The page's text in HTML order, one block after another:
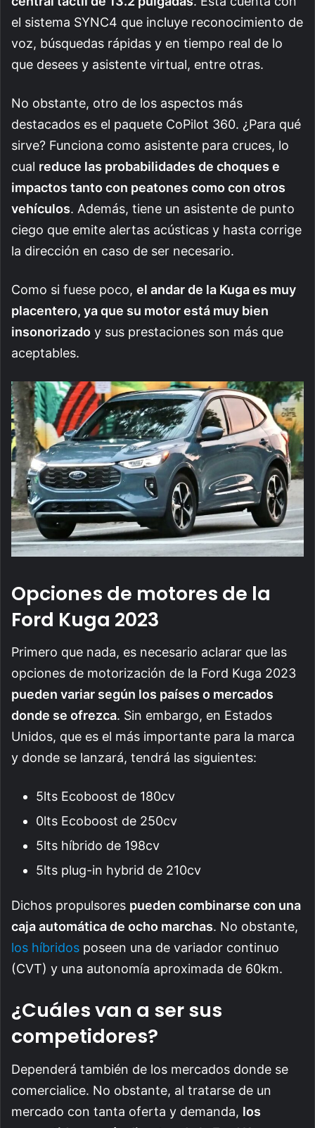
el sistema SYNC4 que incluye reconocimiento de
voz, búsquedas rápidas y en tiempo real de lo
que desees y asistente virtual, entre otras.
No obstante, otro de los aspectos más
destacados es el paquete CoPilot 360. ¿Para qué
sirve? Funciona como asistente para cruces, lo
cual reduce las probabilidades de choques e
impactos tanto con peatones como con otros
vehículos. Además, tiene un asistente de punto
ciego que emite alertas acústicas y hasta corrige
la dirección en caso de ser necesario.
Como si fuese poco, el andar de la Kuga es muy
placentero, ya que su motor está muy bien
insonorizado y sus prestaciones son más que
aceptables.
Opciones de motores de la
Ford Kuga 2023
Primero que nada, es necesario aclarar que las
opciones de motorización de la Ford Kuga 2023
pueden variar según los países o mercados
donde se ofrezca. Sin embargo, en Estados
Unidos, que es el más importante para la marca
y donde se lanzará, tendrá las siguientes:
5lts Ecoboost de 180cv
0lts Ecoboost de 250cv
5lts híbrido de 198cv
5lts plug-in hybrid de 210cv
Dichos propulsores pueden combinarse con una
caja automática de ocho marchas. No obstante,
los híbridos poseen una de variador continuo
(CVT) y una autonomía aproximada de 60km.
¿Cuáles van a ser sus
competidores?
Dependerá también de los mercados donde se
comercialice. No obstante, al tratarse de un
mercado con tanta oferta y demanda, los